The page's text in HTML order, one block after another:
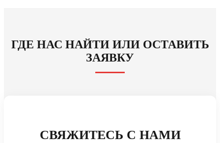
ГДЕ НАС НАЙТИ ИЛИ ОСТАВИТЬ
ЗАЯВКУ
СВЯЖИТЕСЬ С НАМИ